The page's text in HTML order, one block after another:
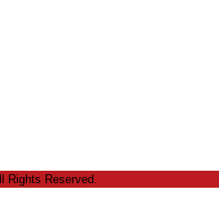
Rights Reserved.